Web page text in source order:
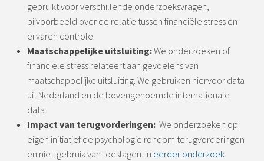
gebruikt voor verschillende onderzoeksvragen,
bijvoorbeeld over de relatie tussen financiële stress en
ervaren controle.
Maatschappelijke uitsluiting:We onderzoeken of
financiële stress relateert aan gevoelens van
maatschappelijke uitsluiting. We gebruiken hiervoor data
uit Nederland en de bovengenoemde internationale
data.
Impact van terugvorderingen: We onderzoeken op
eigen initiatief de psychologie rondom terugvorderingen
en niet-gebruik van toeslagen. In eerder onderzoek